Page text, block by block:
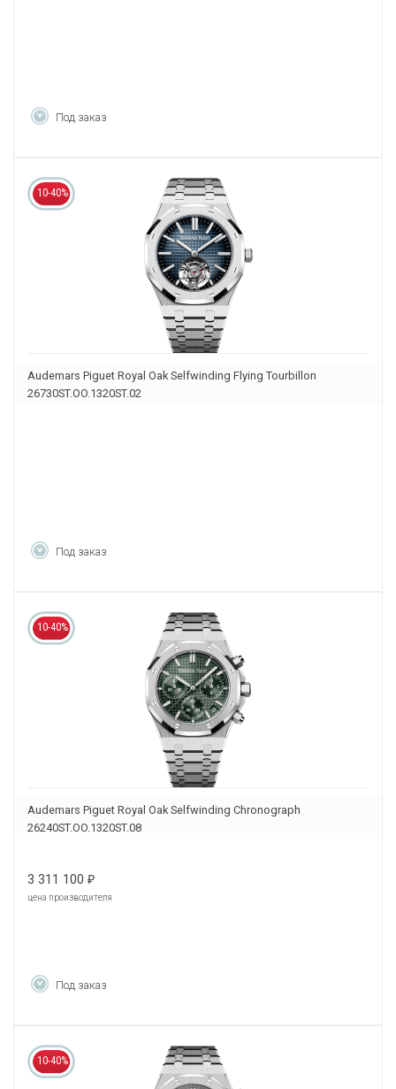
Под заказ
10-40%
Audemars Piguet Royal Oak Selfwinding Flying Tourbillon
26730ST.OO.1320ST.02
Под заказ
10-40%
Audemars Piguet Royal Oak Selfwinding Chronograph
26240ST.OO.1320ST.08
3 311 100 ₽
цена производителя
Под заказ
10-40%